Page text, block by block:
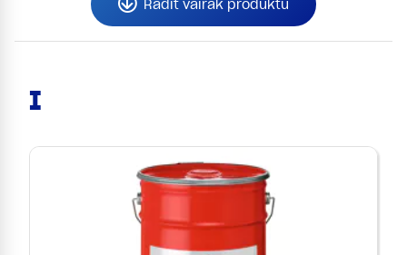
Rādīt vairāk produktu
I